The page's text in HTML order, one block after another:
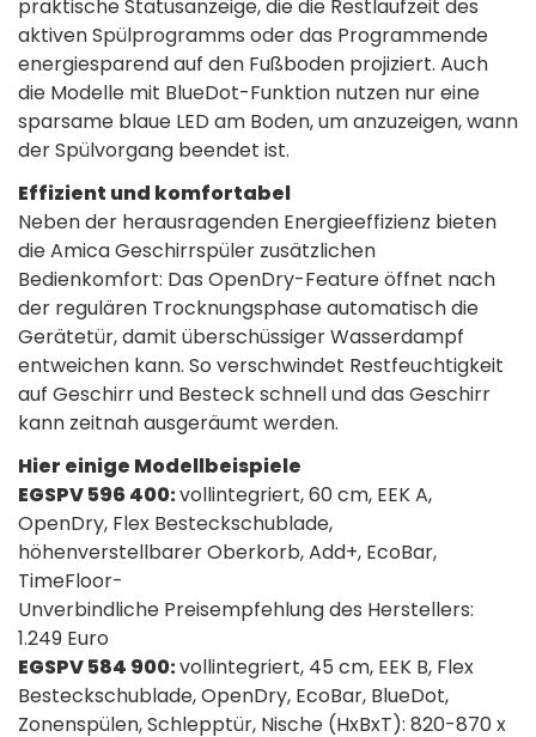
praktische Statusanzeige, die die Restlaufzeit des
aktiven Spülprogramms oder das Programmende
energiesparend auf den Fußboden projiziert. Auch
die Modelle mit BlueDot-Funktion nutzen nur eine
sparsame blaue LED am Boden, um anzuzeigen, wann
der Spülvorgang beendet ist.
Effizient und komfortabel
Neben der herausragenden Energieeffizienz bieten
die Amica Geschirrspüler zusätzlichen
Bedienkomfort: Das OpenDry-Feature öffnet nach
der regulären Trocknungsphase automatisch die
Gerätetür, damit überschüssiger Wasserdampf
entweichen kann. So verschwindet Restfeuchtigkeit
auf Geschirr und Besteck schnell und das Geschirr
kann zeitnah ausgeräumt werden.
Hier einige Modellbeispiele
EGSPV 596 400:vollintegriert, 60 cm, EEK A,
OpenDry, Flex Besteckschublade,
höhenverstellbarer Oberkorb, Add+, EcoBar,
TimeFloor-
Unverbindliche Preisempfehlung des Herstellers:
1.249 Euro
EGSPV 584 900:vollintegriert, 45 cm, EEK B, Flex
Besteckschublade, OpenDry, EcoBar, BlueDot,
Zonenspülen, Schlepptür, Nische (HxBxT): 820-870 x